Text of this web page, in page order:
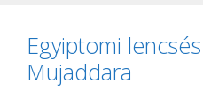
Egyiptomi
Mujaddara